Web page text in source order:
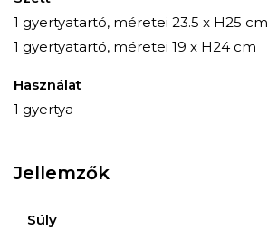
1 gyertyatartó, méretei 23.5 x H25 cm
1 gyertyatartó, méretei 19 x H24 cm
Használat
1 gyertya
Jellemzők
Súly